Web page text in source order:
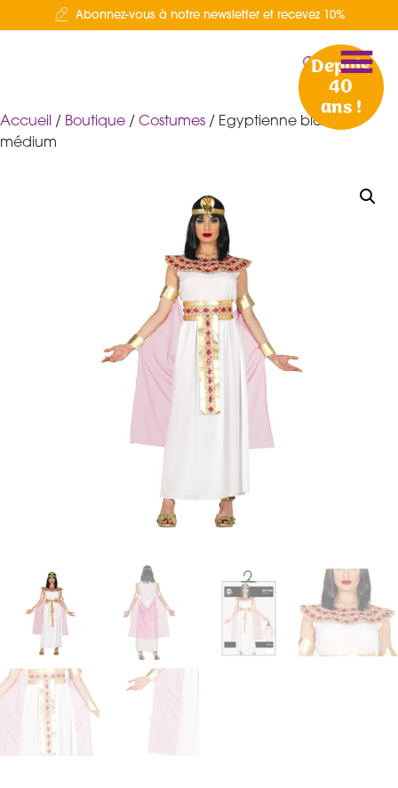
Abonnez-vous à notre newsletter et recevez 10%
Depuis
40
ans !
Accueil / Boutique / Costumes / Egyptienne blanc/or
médium